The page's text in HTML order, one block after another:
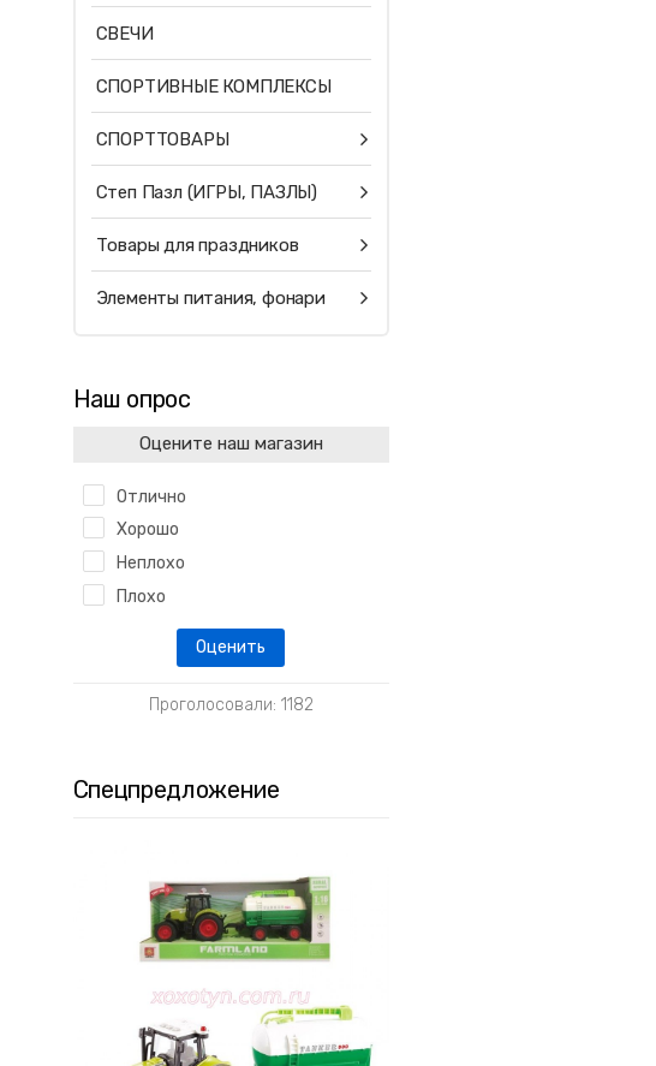
СВЕЧИ
СПОРТИВНЫЕ КОМПЛЕКСЫ
СПОРТТОВАРЫ
Степ Пазл (ИГРЫ, ПАЗЛЫ)
Товары для праздников
Элементы питания, фонари
Наш опрос
Оцените наш магазин
Отлично
Хорошо
Неплохо
Плохо
Проголосовали: 1182
Спецпредложение